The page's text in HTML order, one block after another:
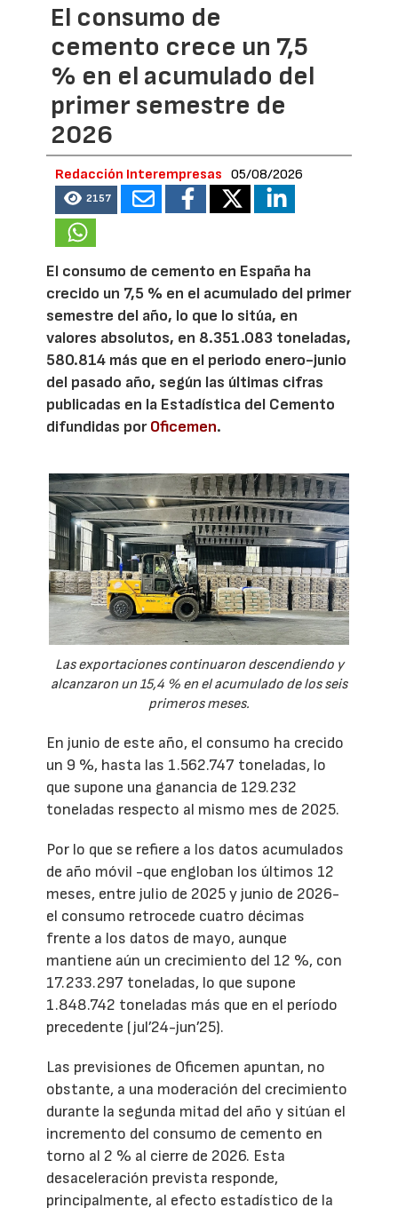
El consumo de
cemento crece un 7,5
% en el acumulado del
primer semestre de
2026
Redacción Interempresas 05/08/2026
2157
El consumo de cemento en España ha
crecido un 7,5 % en el acumulado del primer
semestre del año, lo que lo sitúa, en
valores absolutos, en 8.351.083 toneladas,
580.814 más que en el periodo enero-junio
del pasado año, según las últimas cifras
publicadas en la Estadística del Cemento
difundidas porOficemen.
Las exportaciones continuaron descendiendo y
alcanzaron un 15,4 % en el acumulado de los seis
primeros meses.
En junio de este año, el consumo ha crecido
un 9 %, hasta las 1.562.747 toneladas, lo
que supone una ganancia de 129.232
toneladas respecto al mismo mes de 2025.
Por lo que se refiere a los datos acumulados
de año móvil -que engloban los últimos 12
meses, entre julio de 2025 y junio de 2026-
el consumo retrocede cuatro décimas
frente a los datos de mayo, aunque
mantiene aún un crecimiento del 12 %, con
17.233.297 toneladas, lo que supone
1.848.742 toneladas más que en el período
precedente (jul’24-jun’25).
Las previsiones de Oficemen apuntan, no
obstante, a una moderación del crecimiento
durante la segunda mitad del año y sitúan el
incremento del consumo de cemento en
torno al 2 % al cierre de 2026. Esta
desaceleración prevista responde,
principalmente, al efecto estadístico de la